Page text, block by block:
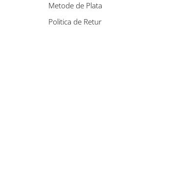
Bord | Plastice Interioare
Metode de Plata
Politica de Retur